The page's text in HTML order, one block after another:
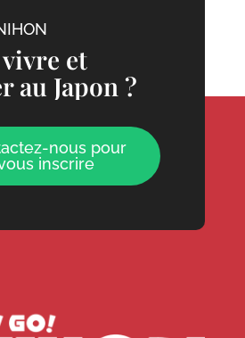
et
au Japon ?
nous pour
inscrire